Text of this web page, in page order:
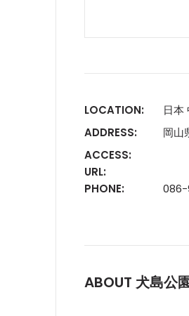
LOCATION:
日本
ADDRESS:
岡山
ACCESS:
URL:
PHONE:
ABOUT 犬島公